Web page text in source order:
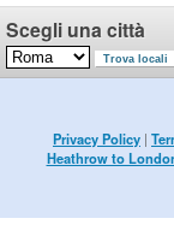
Scegli una città
Privacy Policy |
Heathrow to